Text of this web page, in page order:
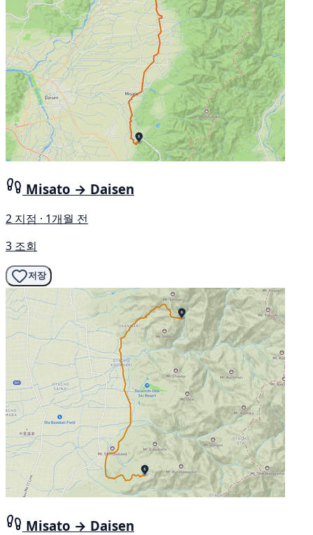
Misato → Daisen
2 지점 · 1개월 전
3 조회
저장
Misato → Daisen